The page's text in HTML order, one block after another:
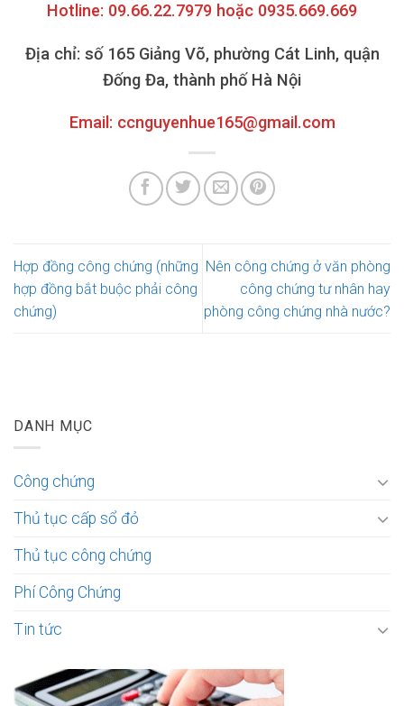
Hotline: 09.66.22.7979 hoặc 0935.669.669
Địa chỉ: số 165 Giảng Võ, phường Cát Linh, quận
Đống Đa, thành phố Hà Nội
Email: ccnguyenhue165@gmail.com
Hợp đồng công chứng (những
hợp đồng bắt buộc phải công
chứng)
Nên công chứng ở văn phòng
công chứng tư nhân hay
phòng công chứng nhà nước?
DANH MỤC
Công chứng
Thủ tục cấp sổ đỏ
Thủ tục công chứng
Phí Công Chứng
Tin tức